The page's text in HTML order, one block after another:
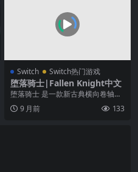
Switch Switch热门游戏
堕落骑士|Fallen Knight中文
堕落骑士 是一款新古典横向卷轴动
作平台游戏。故事设定在遥远的未
来，将带来一种极致...
9 月前 133